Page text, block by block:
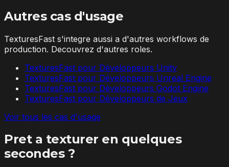
Autres cas d'usage
TexturesFast s'integre aussi a d'autres workflows de
production. Decouvrez d'autres roles.
TexturesFast pour Développeurs Unity
TexturesFast pour Développeurs Unreal Engine
TexturesFast pour Développeurs Godot Engine
TexturesFast pour Développeurs de Jeux
Voir tous les cas d'usage
Pret a texturer en quelques
secondes ?